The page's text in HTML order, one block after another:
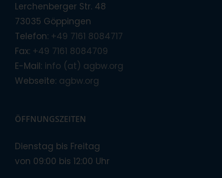
Lerchenberger Str. 48
73035 Göppingen
Telefon: +49 7161 8084717
Fax: +49 7161 8084709
E-Mail: info (at) agbw.org
Webseite: agbw.org
ÖFFNUNGSZEITEN
Dienstag bis Freitag
von 09:00 bis 12:00 Uhr